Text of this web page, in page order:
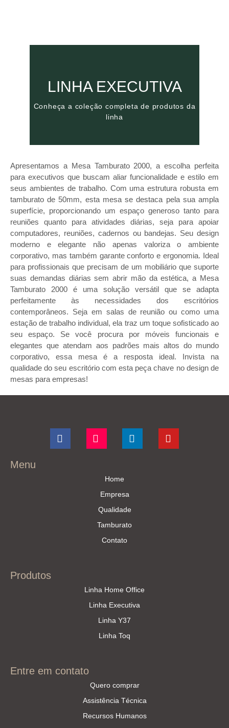
LINHA EXECUTIVA
Conheça a coleção completa de produtos da
linha
EXECUTIVA
da linha
Apresentamos a Mesa Tamburato 2000, a escolha perfeita
para executivos que buscam aliar funcionalidade e estilo em
seus ambientes de trabalho. Com uma estrutura robusta em
tamburato de 50mm, esta mesa se destaca pela sua ampla
superfície, proporcionando um espaço generoso tanto para
reuniões quanto para atividades diárias, seja para apoiar
computadores, reuniões, cadernos ou bandejas. Seu design
moderno e elegante não apenas valoriza o ambiente
corporativo, mas também garante conforto e ergonomia. Ideal
para profissionais que precisam de um mobiliário que suporte
suas demandas diárias sem abrir mão da estética, a Mesa
Tamburato 2000 é uma solução versátil que se adapta
perfeitamente às necessidades dos escritórios
contemporâneos. Seja em salas de reunião ou como uma
estação de trabalho individual, ela traz um toque sofisticado ao
seu espaço. Se você procura por móveis funcionais e
elegantes que atendam aos padrões mais altos do mundo
corporativo, essa mesa é a resposta ideal. Invista na
qualidade do seu escritório com esta peça chave no design de
mesas para empresas!
Menu
Home
Empresa
Qualidade
Tamburato
Contato
Produtos
Linha Home Office
Linha Executiva
Linha Y37
Linha Toq
Entre em contato
Quero comprar
Assistência Técnica
Recursos Humanos